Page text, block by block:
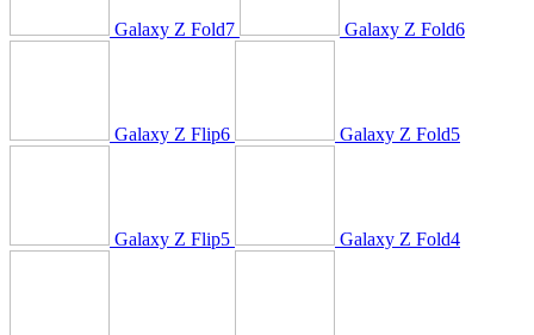
Galaxy Z Fold7 Galaxy Z Fold6
Galaxy Z Flip6 Galaxy Z Fold5
Galaxy Z Flip5 Galaxy Z Fold4